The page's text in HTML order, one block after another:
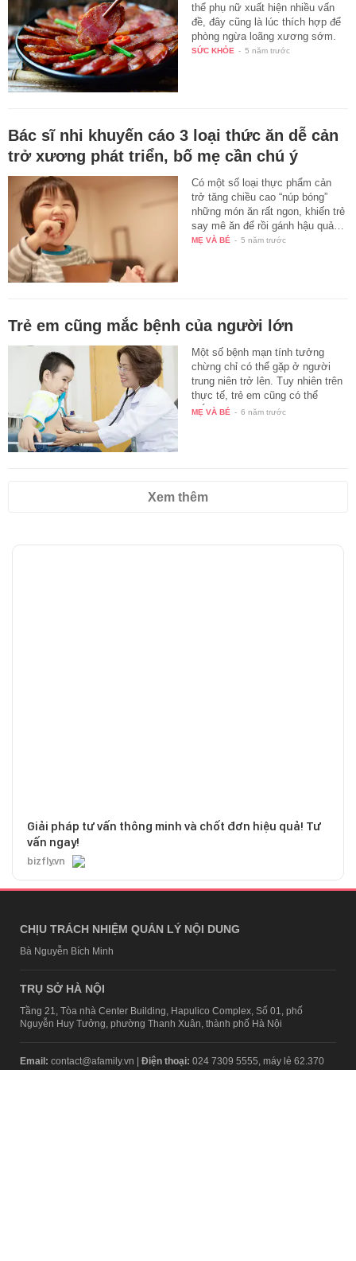
thể phụ nữ xuất hiện nhiều vấn
đề, đây cũng là lúc thích hợp để
phòng ngừa loãng xương sớm.
SỨC KHỎE - 5 năm trước
Bác sĩ nhi khuyến cáo 3 loại thức ăn dễ cản
trở xương phát triển, bố mẹ cần chú ý
Có một số loại thực phẩm cản
trở tăng chiều cao “núp bóng”
những món ăn rất ngon, khiến trẻ
say mê ăn để rồi gánh hậu quả…
MẸ VÀ BÉ - 5 năm trước
Trẻ em cũng mắc bệnh của người lớn
Một số bệnh mạn tính tưởng
chừng chỉ có thể gặp ở người
trung niên trở lên. Tuy nhiên trên
thực tế, trẻ em cũng có thể
mắc…
MẸ VÀ BÉ - 6 năm trước
Xem thêm
Giải pháp tư vấn thông minh và chốt đơn hiệu quả! Tư
vấn ngay!
bizfly.vn
CHỊU TRÁCH NHIỆM QUẢN LÝ NỘI DUNG
Bà Nguyễn Bích Minh
TRỤ SỞ HÀ NỘI
Tầng 21, Tòa nhà Center Building, Hapulico Complex, Số 01, phố
Nguyễn Huy Tưởng, phường Thanh Xuân, thành phố Hà Nội
Email: contact@afamily.vn | Điện thoại: 024 7309 5555, máy lẻ 62.370